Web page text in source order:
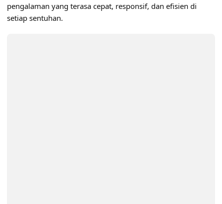
pengalaman yang terasa cepat, responsif, dan efisien di
setiap sentuhan.